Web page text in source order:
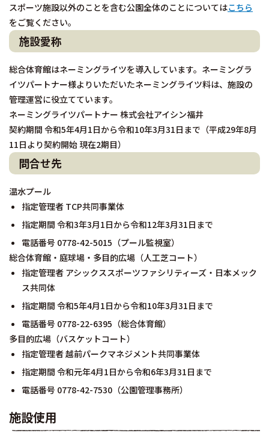
スポーツ施設以外のことを含む公園全体のことについてはこちら
をご覧ください。
施設愛称
総合体育館はネーミングライツを導入しています。ネーミングラ
イツパートナー様よりいただいたネーミングライツ料は、施設の
管理運営に役立てています。
ネーミングライツパートナー 株式会社アイシン福井
契約期間 令和5年4月1日から令和10年3月31日まで（平成29年8月
11日より契約開始 現在2期目）
問合せ先
温水プール
指定管理者 TCP共同事業体
指定期間 令和3年3月1日から令和12年3月31日まで
電話番号 0778-42-5015（プール監視室）
総合体育館・庭球場・多目的広場（人工芝コート）
指定管理者 アシックススポーツファシリティーズ・日本メック
ス共同体
指定期間 令和5年4月1日から令和10年3月31日まで
電話番号 0778-22-6395（総合体育館）
多目的広場（バスケットコート）
指定管理者 越前パークマネジメント共同事業体
指定期間 令和元年4月1日から令和6年3月31日まで
電話番号 0778-42-7530（公園管理事務所）
施設使用